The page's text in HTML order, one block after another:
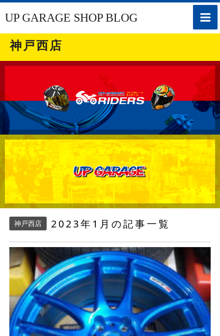
toggle
UP GARAGE SHOP BLOG
神戸西店
神戸西店 2023年1月の記事一覧